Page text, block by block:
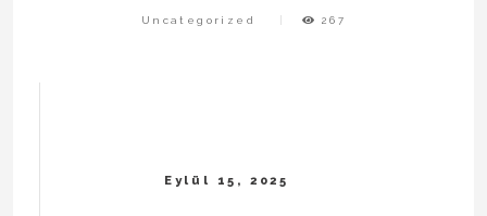
Uncategorized 267